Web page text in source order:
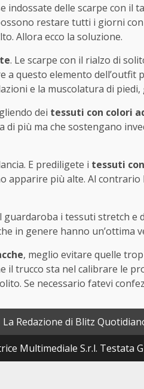
indossate delle scarpe con il
restare tutti i giorni
Allora ecco la soluzione.
. Le scarpe con il rialzo di
a questo elemento
e la muscolatura di piedi,
dei tessuti con colori
più ma che sostengano
E prediligete i tessuti
apparire più alte. Al
guardaroba i tessuti stretch e
in genere hanno un’ottima
, meglio evitare quelle
il trucco sta nel calibrare le
Se necessario fatevi
La Redazione di Blitz
Multimediale S.r.l. Testata